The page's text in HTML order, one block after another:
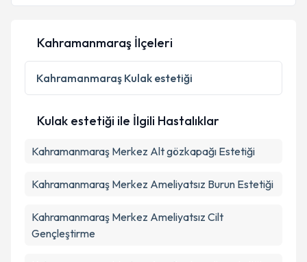
Kişisel verilerimin işlenmesine ilişkinAydınlatma
'ni okudum ve kişisel verilerimin belirtilen
kapsamda işlenmesini kabul ediyorum.
Takvim Talebini Gönder
Kahramanmaraş İlçeleri
Kahramanmaraş Kulak estetiği
Kulak estetiği ile İlgili Hastalıklar
Kahramanmaraş Merkez Alt gözkapağı Estetiği
Kahramanmaraş Merkez Ameliyatsız Burun Estetiği
Kahramanmaraş Merkez Ameliyatsız Cilt
Gençleştirme